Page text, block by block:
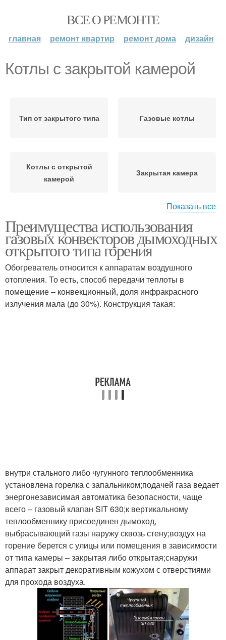
ВСЕ О РЕМОНТЕ
главная ремонт квартир ремонт дома дизайн
Котлы с закрытой камерой
Тип от закрытого типа Газовые котлы
Котлы с открытой
камерой
Закрытая камера
камерой
камерой
Закрытый тип
Показать все
Преимущества использования
газовых конвекторов дымоходных
открытого типа горения
Обогреватель относится к аппаратам воздушного
отопления. То есть, способ передачи теплоты в
помещение – конвекционный, доля инфракрасного
излучения мала (до 30%). Конструкция такая:
внутри стального либо чугунного теплообменника
установлена горелка с запальником;подачей газа ведает
энергонезависимая автоматика безопасности, чаще
всего – газовый клапан SIT 630;к вертикальному
теплообменнику присоединен дымоход,
выбрасывающий газы наружу сквозь стену;воздух на
горение берется с улицы или помещения в зависимости
от типа камеры – закрытая либо открытая;снаружи
аппарат закрыт декоративным кожухом с отверстиями
для прохода воздуха.